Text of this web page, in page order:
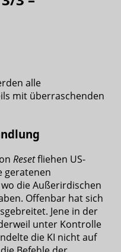
alle
mit überraschenden
Resetfliehen US-
geratenen
die Außerirdischen
Offenbar hat sich
Jene in der
unter Kontrolle
die KI nicht auf